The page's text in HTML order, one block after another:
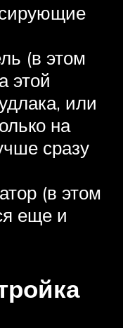
(в этом
этой
или
на
сразу
(в этом
еще и